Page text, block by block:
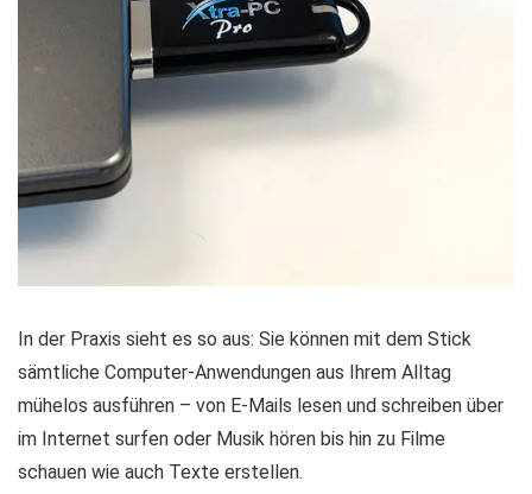
In der Praxis sieht es so aus: Sie können mit dem Stick
sämtliche Computer-Anwendungen aus Ihrem Alltag
mühelos ausführen – von E-Mails lesen und schreiben über
im Internet surfen oder Musik hören bis hin zu Filme
schauen wie auch Texte erstellen.